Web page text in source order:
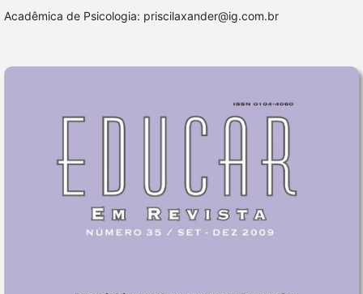
Acadêmica de Psicologia: priscilaxander@ig.com.br